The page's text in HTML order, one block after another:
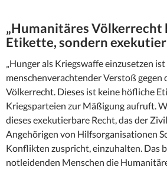
„Humanitäres Völkerrecht
Etikette, sondern
„Hunger als Kriegswaffe einzusetzen ist
menschenverachtender Verstoß gegen
Völkerrecht. Dieses ist keine höfliche
Kriegsparteien zur Mäßigung aufruft.
dieses exekutierbare Recht, das der
Angehörigen von Hilfsorganisationen
Konflikten zuspricht, einzuhalten. Das
notleidenden Menschen die